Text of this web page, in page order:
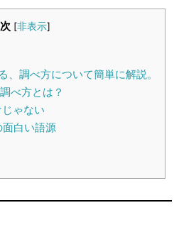
[非表示]
、調べ方について簡単に解説。
べ方とは？
ゃない
白い語源